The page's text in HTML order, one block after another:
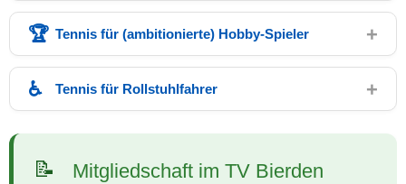
Tennis für (ambitionierte) Hobby-Spieler
Tennis für Rollstuhlfahrer
Mitgliedschaft im TV Bierden